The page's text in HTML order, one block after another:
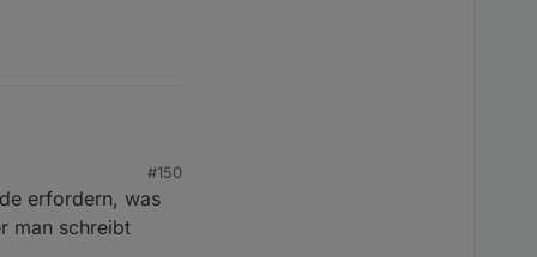
ggf. das
#150
erfordern, was
man schreibt